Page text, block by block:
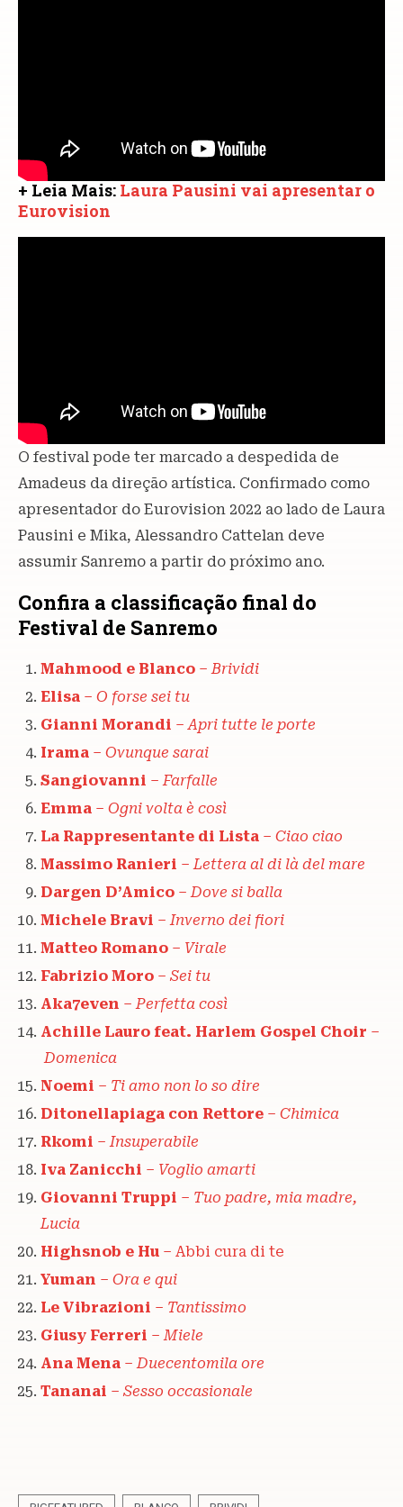
+ Leia Mais: Laura Pausini vai apresentar o
Eurovision
O festival pode ter marcado a despedida de
Amadeus da direção artística. Confirmado como
apresentador do Eurovision 2022 ao lado de Laura
Pausini e Mika, Alessandro Cattelan deve
assumir Sanremo a partir do próximo ano.
Confira a classificação final do
Festival de Sanremo
Mahmood e Blanco –Brividi
Elisa – O forse sei tu
Gianni Morandi –Apri tutte le porte
Irama – Ovunque sarai
Sangiovanni –Farfalle
Emma – Ogni volta è così
La Rappresentante di Lista – Ciao ciao
Massimo Ranieri –Lettera al di là del mare
Dargen D’Amico –Dove si balla
Michele Bravi –Inverno dei fiori
Matteo Romano – Virale
Fabrizio Moro – Sei tu
Aka7even –Perfetta così
Achille Lauro feat. Harlem Gospel Choir –
Domenica
Noemi – Ti amo non lo so dire
Ditonellapiaga con Rettore – Chimica
Rkomi –Insuperabile
Iva Zanicchi – Voglio amarti
Giovanni Truppi – Tuo padre, mia madre,
Lucia
Highsnob e Hu – Abbi cura di te
Yuman – Ora e qui
Le Vibrazioni – Tantissimo
Giusy Ferreri –Miele
Ana Mena –Duecentomila ore
Tananai – Sesso occasionale